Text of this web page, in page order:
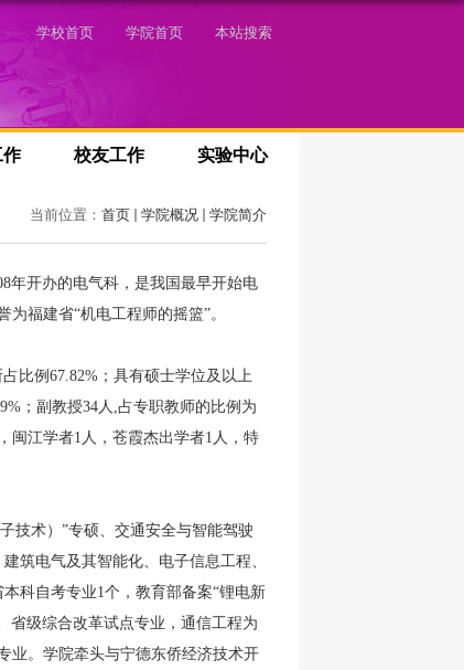
学校首页 学院首页 本站搜索
作 校友工作 实验中心
当前位置： 首页 学院概况 学院简介
年开办的电气科，是我国最早开始电
福建省“机电工程师的摇篮”。
比例67.82%；具有硕士学位及以上
；副教授34人,占专职教师的比例为
闽江学者1人，苍霞杰出学者1人，特
技术）”专硕、交通安全与智能驾驶
筑电气及其智能化、电子信息工程、
科自考专业1个，教育部备案“锂电新
省级综合改革试点专业，通信工程为
业。学院牵头与宁德东侨经济技术开